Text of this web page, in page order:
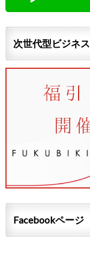
次世代型ビジネ
Facebookページ